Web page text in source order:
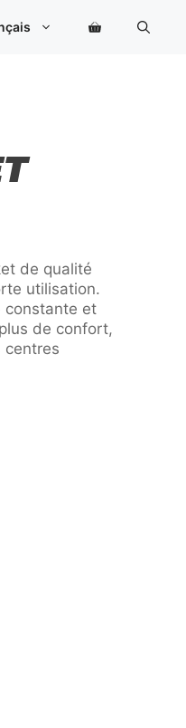
de qualité
utilisation.
constante et
de confort,
centres